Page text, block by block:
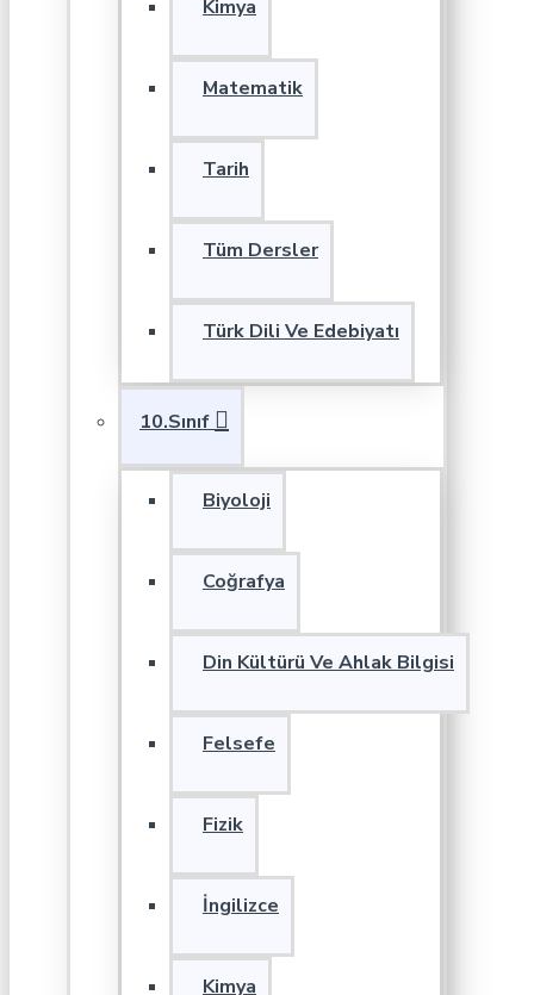
Kimya
Matematik
Tarih
Tüm Dersler
Türk Dili Ve Edebiyatı
10.Sınıf
Biyoloji
Coğrafya
Din Kültürü Ve Ahlak Bilgisi
Felsefe
Fizik
İngilizce
Kimya